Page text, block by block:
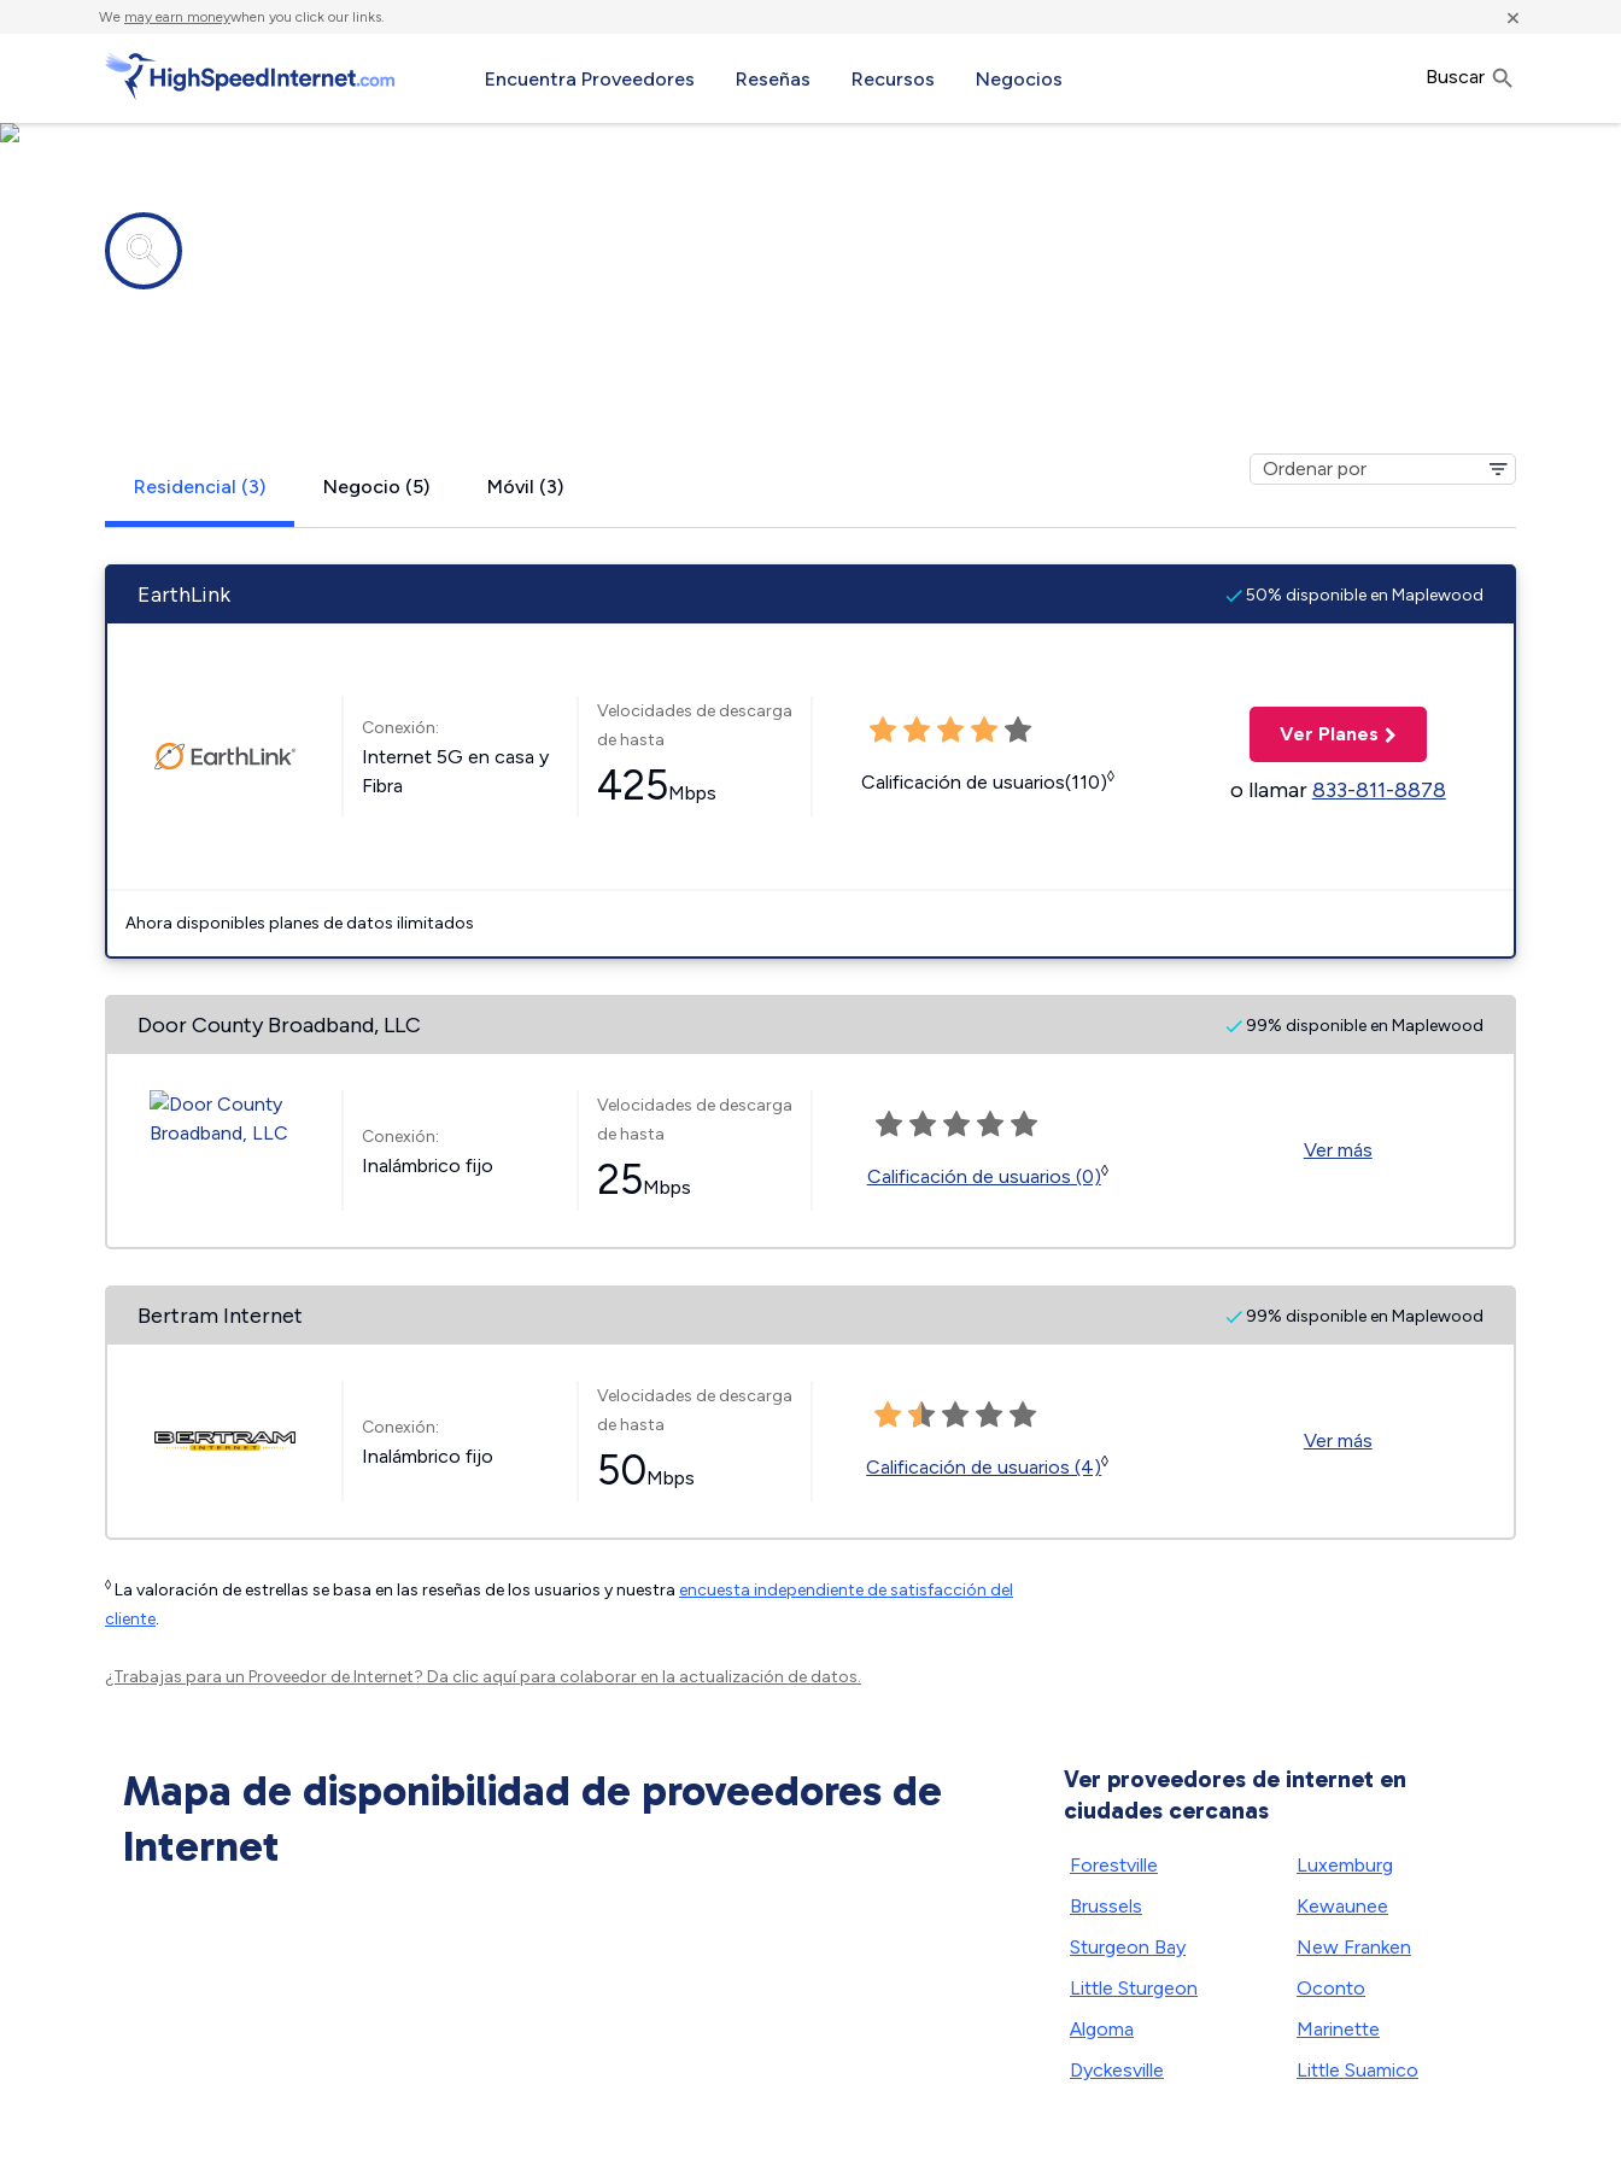
We may earn moneywhen you click our links. ×
Encuentra Proveedores Reseñas Recursos Negocios Buscar
Residencial (3) Negocio (5) Móvil (3)
EarthLink 50% disponible en Maplewood
Conexión:
Internet 5G en casa y
Fibra
Velocidades de descarga
de hasta
425Mbps Calificación de usuarios(110)◊
Ver Planes
o llamar833-811-8878
Ahora disponibles planes de datos ilimitados
Door County Broadband, LLC 99% disponible en Maplewood
Conexión:
Inalámbrico fijo
Velocidades de descarga
de hasta
25Mbps Calificación de usuarios (0)◊
Ver más
Bertram Internet 99% disponible en Maplewood
Conexión:
Inalámbrico fijo
Velocidades de descarga
de hasta
50Mbps Calificación de usuarios (4)◊
Ver más
◊ La valoración de estrellas se basa en las reseñas de los usuarios y nuestra encuesta independiente de satisfacción del
cliente.
¿Trabajas para un Proveedor de Internet? Da clic aquípara colaborar en la actualización de datos.
Mapa de disponibilidad de proveedores de
Internet
Ver proveedores de internet en
ciudades cercanas
Forestville
Brussels
Sturgeon Bay
Little Sturgeon
Algoma
Dyckesville
Luxemburg
Kewaunee
New Franken
Oconto
Marinette
Little Suamico